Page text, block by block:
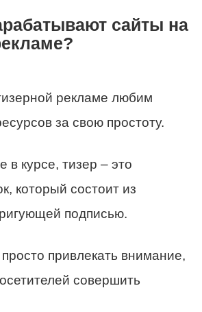
сайты на
рекламе любим
за свою простоту.
курсе, тизер – это
который состоит из
подписью.
привлекать внимание,
совершить